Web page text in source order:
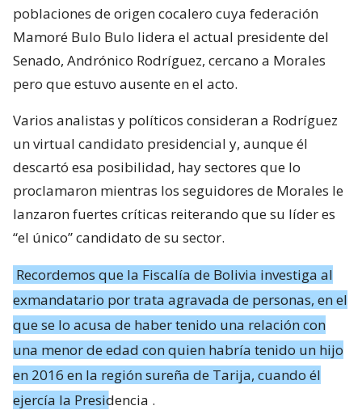
poblaciones de origen cocalero cuya federación
Mamoré Bulo Bulo lidera el actual presidente del
Senado, Andrónico Rodríguez, cercano a Morales
pero que estuvo ausente en el acto.
Varios analistas y políticos consideran a Rodríguez
un virtual candidato presidencial y, aunque él
descartó esa posibilidad, hay sectores que lo
proclamaron mientras los seguidores de Morales le
lanzaron fuertes críticas reiterando que su líder es
“el único” candidato de su sector.
Recordemos que la Fiscalía de Bolivia investiga al
exmandatario por trata agravada de personas, en el
que se lo acusa de haber tenido una relación con
una menor de edad con quien habría tenido un hijo
en 2016 en la región sureña de Tarija, cuando él
ejercía la Presidencia .